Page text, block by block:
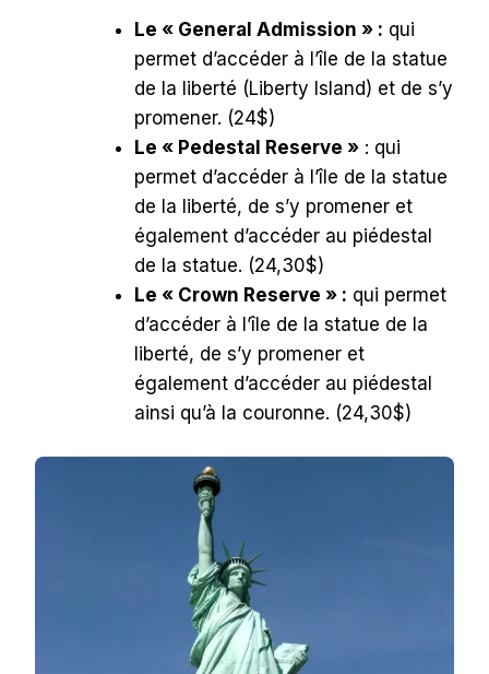
Le « General Admission » : qui
permet d’accéder à l’île de la statue
de la liberté (Liberty Island) et de s’y
promener. (24$)
Le « Pedestal Reserve » : qui
permet d’accéder à l’île de la statue
de la liberté, de s’y promener et
également d’accéder au piédestal
de la statue. (24,30$)
Le « Crown Reserve » : qui permet
d’accéder à l’île de la statue de la
liberté, de s’y promener et
également d’accéder au piédestal
ainsi qu’à la couronne. (24,30$)